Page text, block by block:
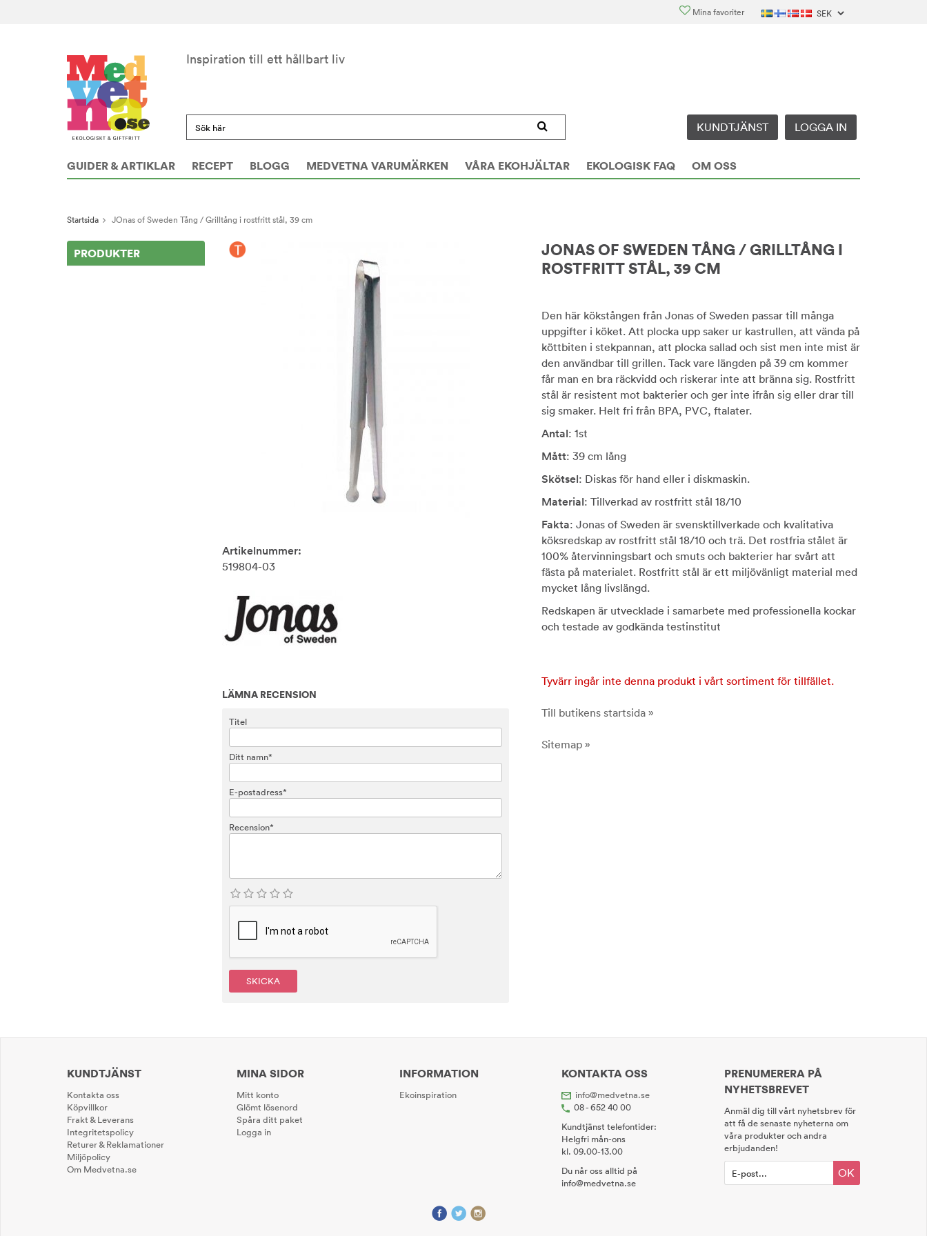
Mina favoriter
Inspiration till ett hållbart liv
KUNDTJÄNST LOGGA IN
GUIDER & ARTIKLAR RECEPT BLOGG MEDVETNA VARUMÄRKEN VÅRA EKOHJÄLTAR EKOLOGISK FAQ OM OSS
Startsida JOnas of Sweden Tång / Grilltång i rostfritt stål, 39 cm
PRODUKTER
JONAS OF SWEDEN TÅNG / GRILLTÅNG I
ROSTFRITT STÅL, 39 CM
Den här kökstången från Jonas of Sweden passar till många
uppgifter i köket. Att plocka upp saker ur kastrullen, att vända på
köttbiten i stekpannan, att plocka sallad och sist men inte mist är
den användbar till grillen. Tack vare längden på 39 cm kommer
får man en bra räckvidd och riskerar inte att bränna sig. Rostfritt
stål är resistent mot bakterier och ger inte ifrån sig eller drar till
sig smaker. Helt fri från BPA, PVC, ftalater.
Antal: 1st
Mått: 39 cm lång
Skötsel: Diskas för hand eller i diskmaskin.
Material: Tillverkad av rostfritt stål 18/10
Fakta: Jonas of Sweden är svensktillverkade och kvalitativa
köksredskap av rostfritt stål 18/10 och trä. Det rostfria stålet är
100% återvinningsbart och smuts och bakterier har svårt att
fästa på materialet. Rostfritt stål är ett miljövänligt material med
mycket lång livslängd.
Redskapen är utvecklade i samarbete med professionella kockar
och testade av godkända testinstitut
Tyvärr ingår inte denna produkt i vårt sortiment för tillfället.
Till butikens startsida »
Sitemap »
Artikelnummer:
519804-03
LÄMNA RECENSION
Titel
Ditt namn*
E-postadress*
Recension*
SKICKA
KUNDTJÄNST
Kontakta oss
Köpvillkor
Frakt & Leverans
Integritetspolicy
Returer & Reklamationer
Miljöpolicy
Om Medvetna.se
MINA SIDOR
Mitt konto
Glömt lösenord
Spåra ditt paket
Logga in
INFORMATION
Ekoinspiration
KONTAKTA OSS
info@medvetna.se
08 - 652 40 00
Kundtjänst telefontider:
Helgfri mån-ons
kl. 09.00-13.00
Du når oss alltid på
info@medvetna.se
PRENUMERERA PÅ
NYHETSBREVET
Anmäl dig till vårt nyhetsbrev för
att få de senaste nyheterna om
våra produkter och andra
erbjudanden!
OK